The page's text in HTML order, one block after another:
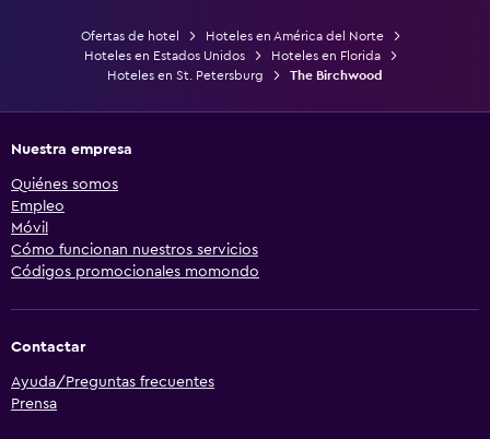
Ofertas de hotel
Hoteles en América del Norte
Hoteles en Estados Unidos
Hoteles en Florida
Hoteles en St. Petersburg
The Birchwood
Nuestra empresa
Quiénes somos
Empleo
Móvil
Cómo funcionan nuestros servicios
Códigos promocionales momondo
Contactar
Ayuda/Preguntas frecuentes
Prensa